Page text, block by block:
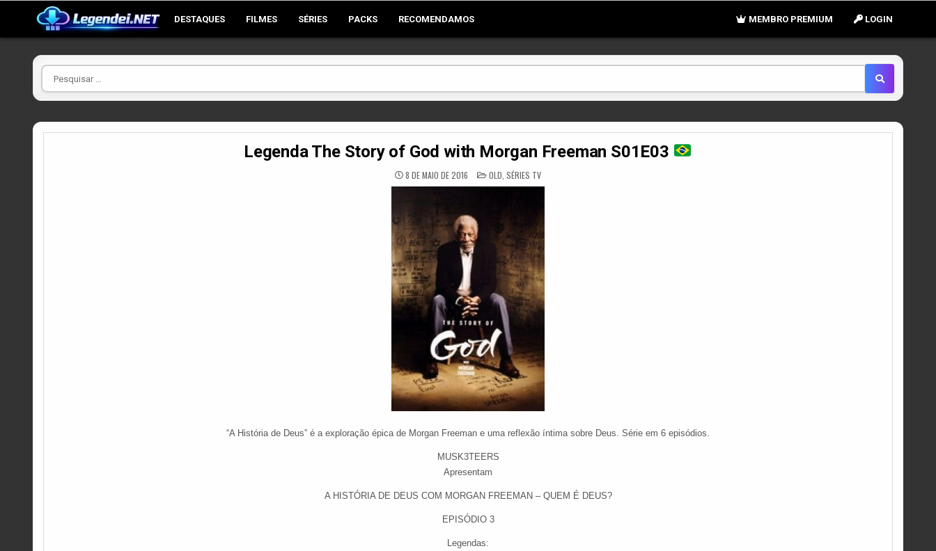
DESTAQUES FILMES SÉRIES PACKS RECOMENDAMOS LOGIN
MEMBRO PREMIUM
Pesquisar
por
Legenda The Story of God with Morgan Freeman S01E03
8 DE MAIO DE 2016 POSTED
IN
OLD SÉRIES TV
“A História de Deus” é a exploração épica de Morgan Freeman e uma reflexão íntima sobre Deus. Série em 6 episódios.
MUSK3TEERS
Apresentam
A HISTÓRIA DE DEUS COM MORGAN FREEMAN – QUEM É DEUS?
EPISÓDIO 3
Legendas: